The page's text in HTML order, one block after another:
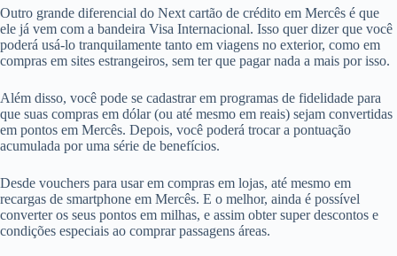
Outro grande diferencial do Next cartão de crédito em Mercês é que
ele já vem com a bandeira Visa Internacional. Isso quer dizer que você
poderá usá-lo tranquilamente tanto em viagens no exterior, como em
compras em sites estrangeiros, sem ter que pagar nada a mais por isso.
Além disso, você pode se cadastrar em programas de fidelidade para
que suas compras em dólar (ou até mesmo em reais) sejam convertidas
em pontos em Mercês. Depois, você poderá trocar a pontuação
acumulada por uma série de benefícios.
Desde vouchers para usar em compras em lojas, até mesmo em
recargas de smartphone em Mercês. E o melhor, ainda é possível
converter os seus pontos em milhas, e assim obter super descontos e
condições especiais ao comprar passagens áreas.